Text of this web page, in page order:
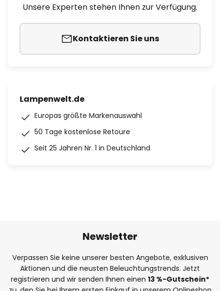
Unsere Experten stehen Ihnen zur Verfügung.
Kontaktieren Sie uns
Lampenwelt.de
Europas größte Markenauswahl
50 Tage kostenlose Retoure
Seit 25 Jahren Nr. 1 in Deutschland
Newsletter
Verpassen Sie keine unserer besten Angebote, exklusiven
Aktionen und die neusten Beleuchtungstrends. Jetzt
registrieren und wir senden Ihnen einen 13 %-Gutschein*